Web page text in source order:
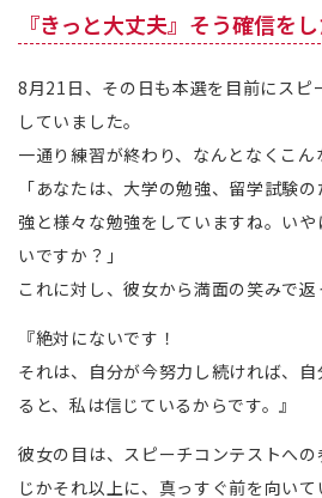
『きっと大丈夫』そう確信を
8月21日、その日も本選を目前にスピ
していました。
一通り練習が終わり、なんとなくこん
「あなたは、大学の勉強、留学試験
強と様々な勉強をしていますね。い
いですか？」
これに対し、彼女から満面の笑みで返
『絶対にないです！
それは、自分が今努力し続ければ、
ると、私は信じているからです。』
彼女の目は、スピーチコンテストへ
じかそれ以上に、真っすぐ前を向いて